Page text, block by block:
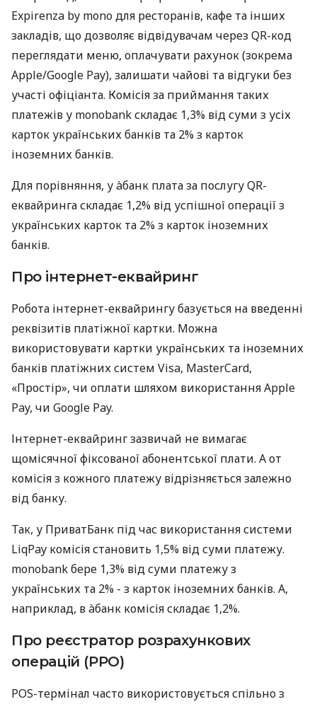
Expirenza by mono для ресторанів, кафе та інших
закладів, що дозволяє відвідувачам через QR-код
переглядати меню, оплачувати рахунок (зокрема
Apple/Google Pay), залишати чайові та відгуки без
участі офіціанта. Комісія за приймання таких
платежів у monobank складає 1,3% від суми з усіх
карток українських банків та 2% з карток
іноземних банків.
Для порівняння, у àбанк плата за послугу QR-
еквайринга складає 1,2% від успішної операції з
українських карток та 2% з карток іноземних
банків.
Про інтернет-еквайринг
Робота інтернет-еквайрингу базується на введенні
реквізитів платіжної картки. Можна
використовувати картки українських та іноземних
банків платіжних систем Visa, MasterCard,
«Простір», чи оплати шляхом використання Apple
Pay, чи Google Pay.
Інтернет-еквайринг зазвичай не вимагає
щомісячної фіксованої абонентської плати. А от
комісія з кожного платежу відрізняється залежно
від банку.
Так, у ПриватБанк під час використання системи
LiqPay комісія становить 1,5% від суми платежу.
monobank бере 1,3% від суми платежу з
українських та 2% - з карток іноземних банків. А,
наприклад, в àбанк комісія складає 1,2%.
Про реєстратор розрахункових
операцій (РРО)
POS-термінал часто використовується спільно з